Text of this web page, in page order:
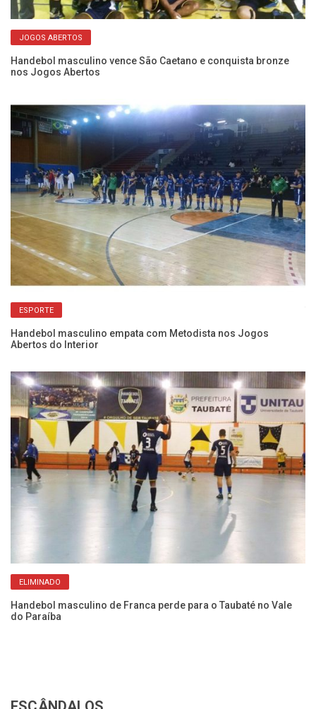
JOGOS ABERTOS
Handebol masculino vence São Caetano e conquista bronze
nos Jogos Abertos
ESPORTE
Handebol masculino empata com Metodista nos Jogos
Abertos do Interior
ELIMINADO
Handebol masculino de Franca perde para o Taubaté no Vale
do Paraíba